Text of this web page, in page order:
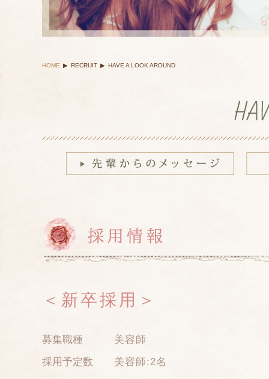
HOME ▶ RECRUIT ▶ HAVE A LOOK AROUND
＜新卒採用＞
募集職種
美容師
採用予定数
美容師:2名